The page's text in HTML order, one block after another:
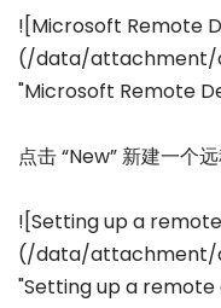
![Microsoft Remote
(/data/attachment/
"Microsoft Remote
点击 “New” 新建一个
![Setting up a
(/data/attachment/
"Setting up a